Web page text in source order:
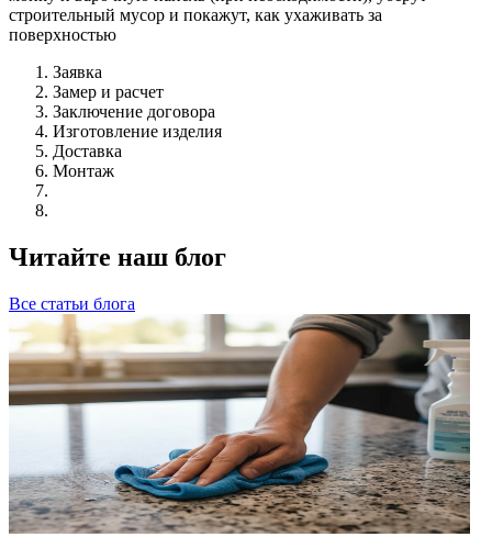
строительный мусор и покажут, как ухаживать за
поверхностью
Заявка
Замер и расчет
Заключение договора
Изготовление изделия
Доставка
Монтаж
Читайте наш блог
Все статьи блога